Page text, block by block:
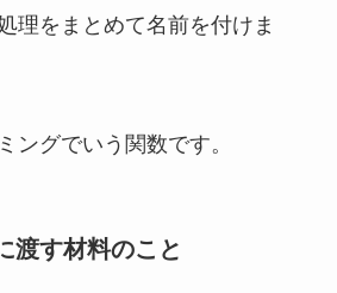
理をまとめて名前を付けま
ングでいう関数です。
渡す材料のこと